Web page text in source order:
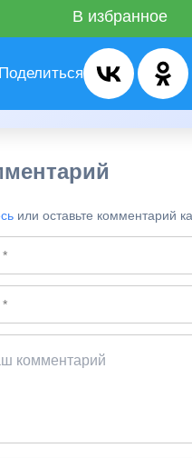
В избранное
Поделиться
или оставьте комментарий